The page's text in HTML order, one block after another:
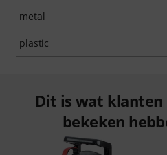
metal
plastic
Dit is wat
bekeken